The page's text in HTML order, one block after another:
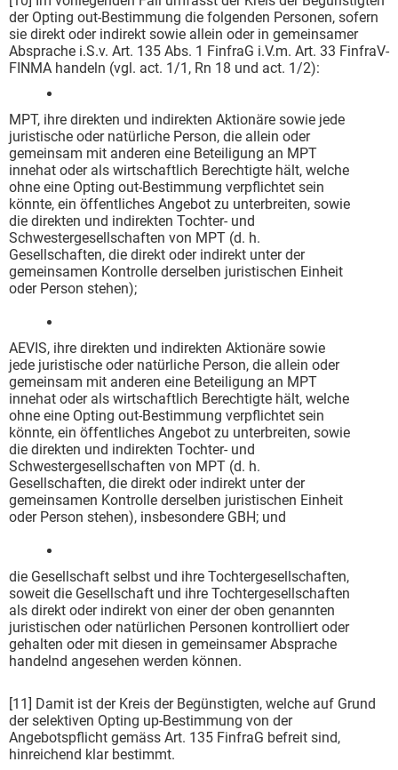
der Opting out-Bestimmung die folgenden Personen, sofern
sie direkt oder indirekt sowie allein oder in gemeinsamer
Absprache i.S.v. Art. 135 Abs. 1 FinfraG i.V.m. Art. 33 FinfraV-
FINMA handeln (vgl. act. 1/1, Rn 18 und act. 1/2):
MPT, ihre direkten und indirekten Aktionäre sowie jede
juristische oder natürliche Person, die allein oder
gemeinsam mit anderen eine Beteiligung an MPT
innehat oder als wirtschaftlich Berechtigte hält, welche
ohne eine Opting out-Bestimmung verpflichtet sein
könnte, ein öffentliches Angebot zu unterbreiten, sowie
die direkten und indirekten Tochter- und
Schwestergesellschaften von MPT (d. h.
Gesellschaften, die direkt oder indirekt unter der
gemeinsamen Kontrolle derselben juristischen Einheit
oder Person stehen);
AEVIS, ihre direkten und indirekten Aktionäre sowie
jede juristische oder natürliche Person, die allein oder
gemeinsam mit anderen eine Beteiligung an MPT
innehat oder als wirtschaftlich Berechtigte hält, welche
ohne eine Opting out-Bestimmung verpflichtet sein
könnte, ein öffentliches Angebot zu unterbreiten, sowie
die direkten und indirekten Tochter- und
Schwestergesellschaften von MPT (d. h.
Gesellschaften, die direkt oder indirekt unter der
gemeinsamen Kontrolle derselben juristischen Einheit
oder Person stehen), insbesondere GBH; und
die Gesellschaft selbst und ihre Tochtergesellschaften,
soweit die Gesellschaft und ihre Tochtergesellschaften
als direkt oder indirekt von einer der oben genannten
juristischen oder natürlichen Personen kontrolliert oder
gehalten oder mit diesen in gemeinsamer Absprache
handelnd angesehen werden können.
[11] Damit ist der Kreis der Begünstigten, welche auf Grund
der selektiven Opting up-Bestimmung von der
Angebotspflicht gemäss Art. 135 FinfraG befreit sind,
hinreichend klar bestimmt.